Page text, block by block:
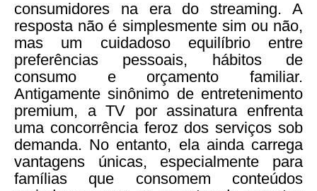
consumidores na era do streaming. A
resposta não é simplesmente sim ou não,
mas um cuidadoso equilíbrio entre
preferências pessoais, hábitos de
consumo e orçamento familiar.
Antigamente sinônimo de entretenimento
premium, a TV por assinatura enfrenta
uma concorrência feroz dos serviços sob
demanda. No entanto, ela ainda carrega
vantagens únicas, especialmente para
famílias que consomem conteúdos